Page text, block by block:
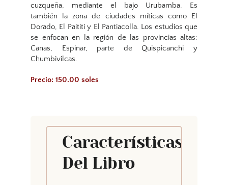
cuzqueña, mediante el bajo Urubamba. Es
también la zona de ciudades míticas como El
Dorado, El Paititi y El Pantiacolla. Los estudios que
se enfocan en la región de las provincias altas:
Canas, Espinar, parte de Quispicanchi y
Chumbivilcas.
Precio: 150.00 soles
Características
Del Libro